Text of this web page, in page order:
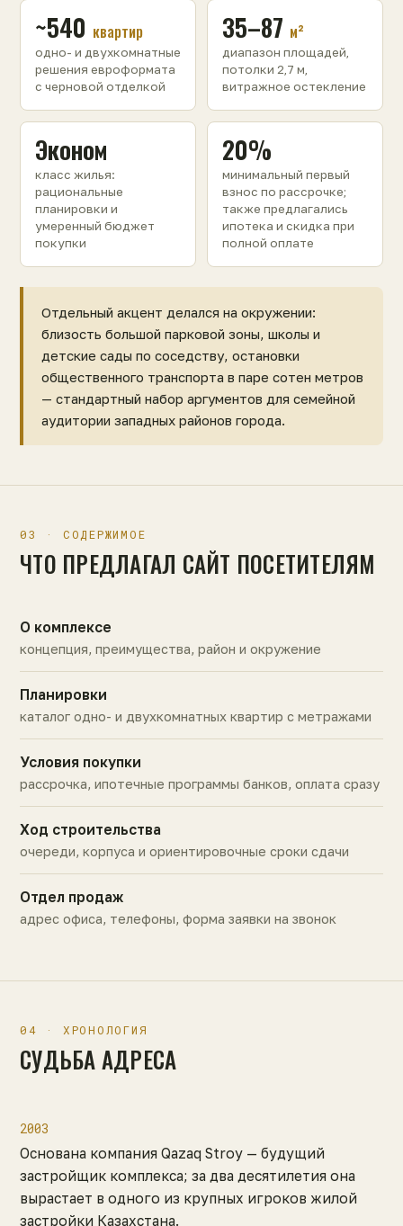
~540 квартир
одно- и двухкомнатные
решения евроформата
с черновой отделкой
35–87 м²
диапазон площадей,
потолки 2,7 м,
витражное остекление
Эконом
класс жилья:
рациональные
планировки и
умеренный бюджет
покупки
20%
минимальный первый
взнос по рассрочке;
также предлагались
ипотека и скидка при
полной оплате
Отдельный акцент делался на окружении:
близость большой парковой зоны, школы и
детские сады по соседству, остановки
общественного транспорта в паре сотен метров
— стандартный набор аргументов для семейной
аудитории западных районов города.
03 · СОДЕРЖИМОЕ
ЧТО ПРЕДЛАГАЛ САЙТ ПОСЕТИТЕЛЯМ
О комплексе
концепция, преимущества, район и окружение
Планировки
каталог одно- и двухкомнатных квартир с метражами
Условия покупки
рассрочка, ипотечные программы банков, оплата сразу
Ход строительства
очереди, корпуса и ориентировочные сроки сдачи
Отдел продаж
адрес офиса, телефоны, форма заявки на звонок
04 · ХРОНОЛОГИЯ
СУДЬБА АДРЕСА
2003
Основана компания Qazaq Stroy — будущий
застройщик комплекса; за два десятилетия она
вырастает в одного из крупных игроков жилой
застройки Казахстана.